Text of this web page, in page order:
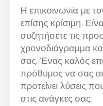
Η επικοινωνία με
επίσης κρίσιμη.
συζητήσετε τις
χρονοδιάγραμμα
σας. Ένας καλός
πρόθυμος να σας
προτείνει λύσεις
στις ανάγκες σας.